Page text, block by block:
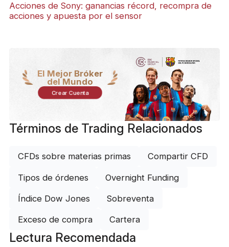
Acciones de Sony: ganancias récord, recompra de
acciones y apuesta por el sensor
El Mejor Bróker
del Mundo
Crear Cuenta
Términos de Trading Relacionados
CFDs sobre materias primas Compartir CFD
Tipos de órdenes Overnight Funding
Índice Dow Jones Sobreventa
Exceso de compra Cartera
Lectura Recomendada